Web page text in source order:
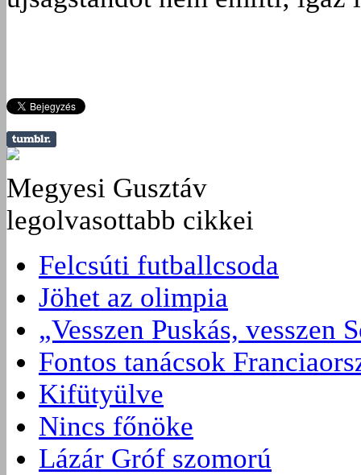
Megyesi Gusztáv
legolvasottabb cikkei
Felcsúti futballcsoda
Jöhet az olimpia
„Vesszen Puskás, vesszen
Fontos tanácsok
Kifütyülve
Nincs főnöke
Lázár Gróf szomorú